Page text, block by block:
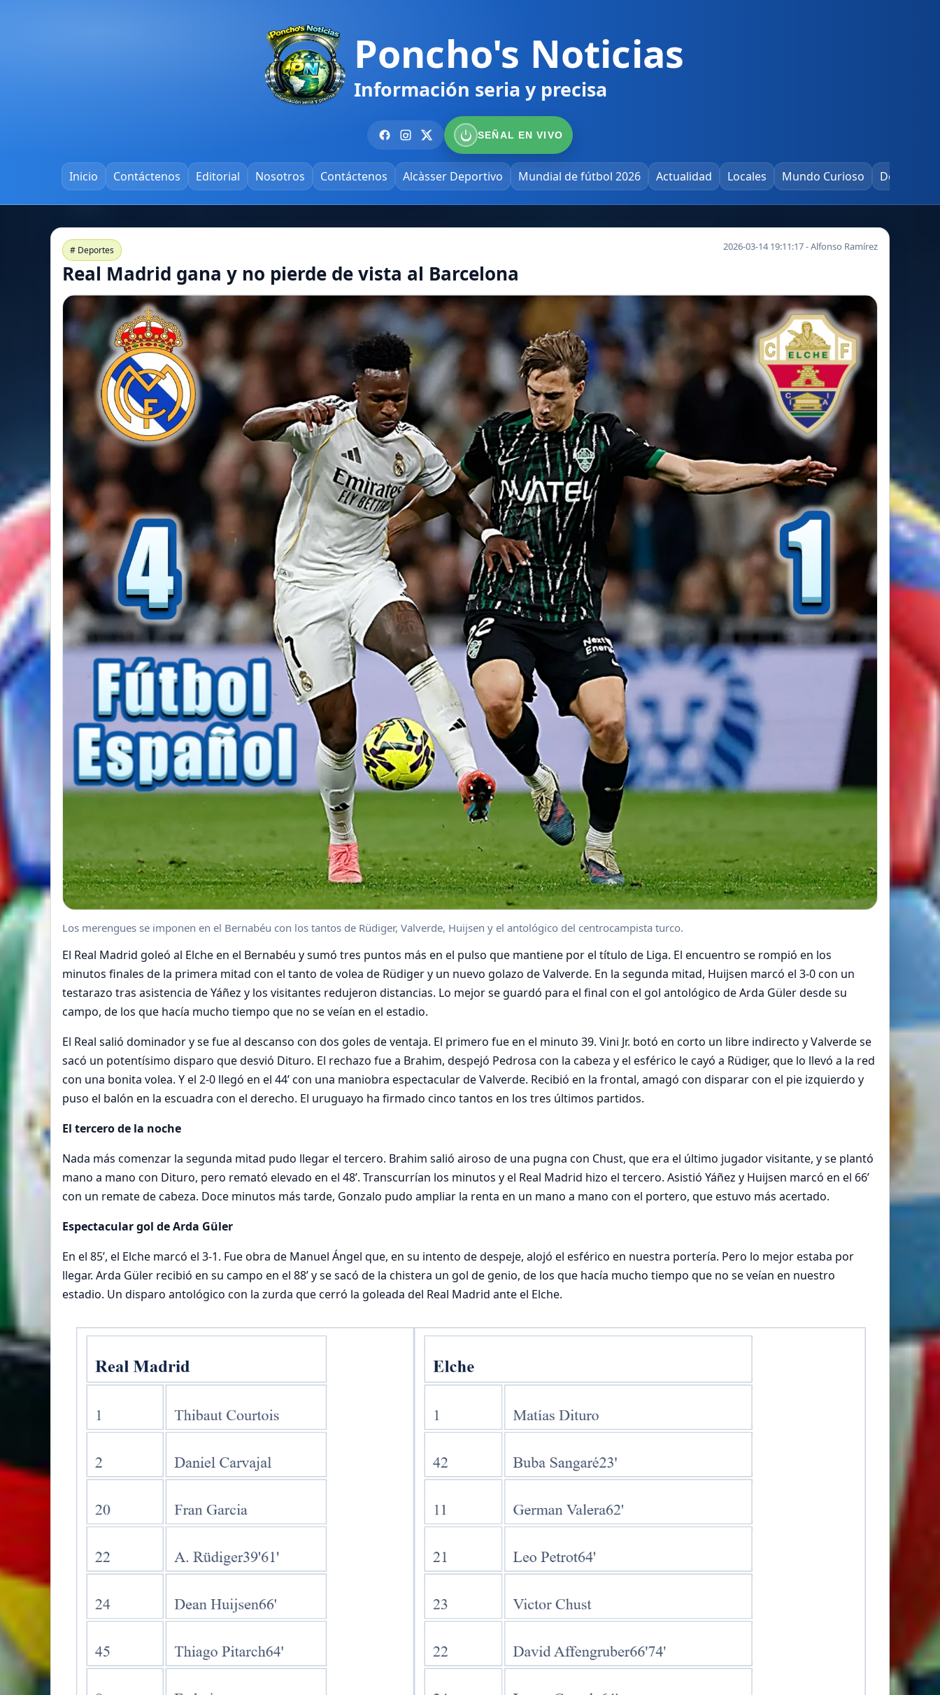
Poncho's Noticias
Información seria y precisa
SEÑAL EN VIVO
Inicio Contáctenos Editorial Nosotros Contáctenos Alcàsser Deportivo Mundial de fútbol 2026 Actualidad Locales Mundo Curioso Deportes
# Deportes 2026-03-14 19:11:17 - Alfonso Ramírez
Real Madrid gana y no pierde de vista al Barcelona
Los merengues se imponen en el Bernabéu con los tantos de Rüdiger, Valverde, Huijsen y el antológico del centrocampista turco.
El Real Madrid goleó al Elche en el Bernabéu y sumó tres puntos más en el pulso que mantiene por el título de Liga. El encuentro se rompió en los
minutos finales de la primera mitad con el tanto de volea de Rüdiger y un nuevo golazo de Valverde. En la segunda mitad, Huijsen marcó el 3-0 con un
testarazo tras asistencia de Yáñez y los visitantes redujeron distancias. Lo mejor se guardó para el final con el gol antológico de Arda Güler desde su
campo, de los que hacía mucho tiempo que no se veían en el estadio.
El Real salió dominador y se fue al descanso con dos goles de ventaja. El primero fue en el minuto 39. Vini Jr. botó en corto un libre indirecto y Valverde se
sacó un potentísimo disparo que desvió Dituro. El rechazo fue a Brahim, despejó Pedrosa con la cabeza y el esférico le cayó a Rüdiger, que lo llevó a la red
con una bonita volea. Y el 2-0 llegó en el 44’ con una maniobra espectacular de Valverde. Recibió en la frontal, amagó con disparar con el pie izquierdo y
puso el balón en la escuadra con el derecho. El uruguayo ha firmado cinco tantos en los tres últimos partidos.
El tercero de la noche
Nada más comenzar la segunda mitad pudo llegar el tercero. Brahim salió airoso de una pugna con Chust, que era el último jugador visitante, y se plantó
mano a mano con Dituro, pero remató elevado en el 48’. Transcurrían los minutos y el Real Madrid hizo el tercero. Asistió Yáñez y Huijsen marcó en el 66’
con un remate de cabeza. Doce minutos más tarde, Gonzalo pudo ampliar la renta en un mano a mano con el portero, que estuvo más acertado.
Espectacular gol de Arda Güler
En el 85’, el Elche marcó el 3-1. Fue obra de Manuel Ángel que, en su intento de despeje, alojó el esférico en nuestra portería. Pero lo mejor estaba por
llegar. Arda Güler recibió en su campo en el 88’ y se sacó de la chistera un gol de genio, de los que hacía mucho tiempo que no se veían en nuestro
estadio. Un disparo antológico con la zurda que cerró la goleada del Real Madrid ante el Elche.